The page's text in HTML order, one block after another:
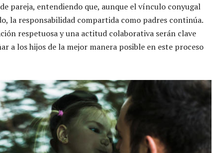
pareja, entendiendo que, aunque el vínculo conyugal
la responsabilidad compartida como padres continúa.
respetuosa y una actitud colaborativa serán clave
a los hijos de la mejor manera posible en este proceso